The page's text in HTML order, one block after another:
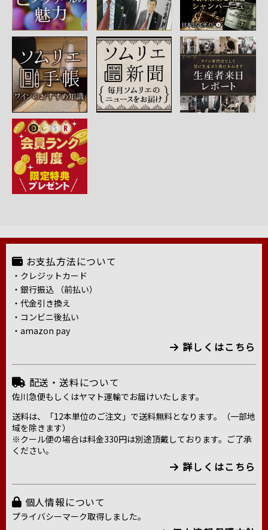
お支払方法について
・クレジットカード
・銀行振込 （前払い）
・代金引き換え
・コンビニ後払い
・amazon pay
詳しくはこちら
配送・送料について
佐川急便もしくはヤマト運輸でお届けいたします。
送料は、「12本単位のご注文」で送料無料となります。（一部地
域を除きます）
※クール便の場合は料金330円は別途頂戴しております。ご了承
ください。
詳しくはこちら
個人情報について
プライバシーマーク取得しました。